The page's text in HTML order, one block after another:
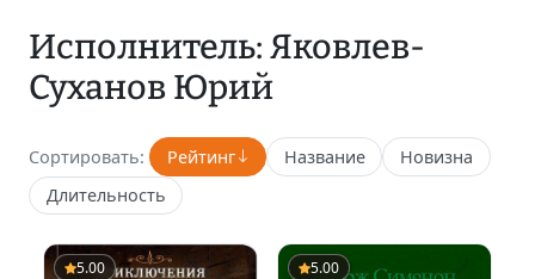
Исполнитель: Яковлев-
Суханов Юрий
Сортировать: Рейтинг Название
Новизна
Длительность
5.00 5.00